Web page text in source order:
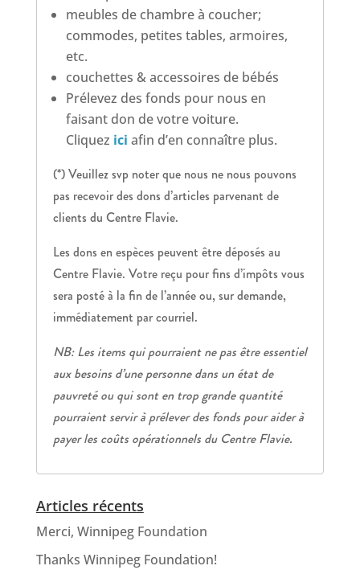
meubles de chambre à coucher;
commodes, petites tables, armoires,
etc.
couchettes & accessoires de bébés
Prélevez des fonds pour nous en
faisant don de votre voiture.
Cliquez ici afin d’en connaître plus.
(*) Veuillez svp noter que nous ne nous pouvons
pas recevoir des dons d’articles parvenant de
clients du Centre Flavie.
Les dons en espèces peuvent être déposés au
Centre Flavie. Votre reçu pour fins d’impôts vous
sera posté à la fin de l’année ou, sur demande,
immédiatement par courriel.
NB: Les items qui pourraient ne pas être essentiel
aux besoins d’une personne dans un état de
pauvreté ou qui sont en trop grande quantité
pourraient servir à prélever des fonds pour aider à
payer les coûts opérationnels du Centre Flavie.
Articles récents
Merci, Winnipeg Foundation
Thanks Winnipeg Foundation!